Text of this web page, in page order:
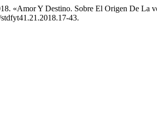
«Amor Y Destino. Sobre El Origen De La
43.